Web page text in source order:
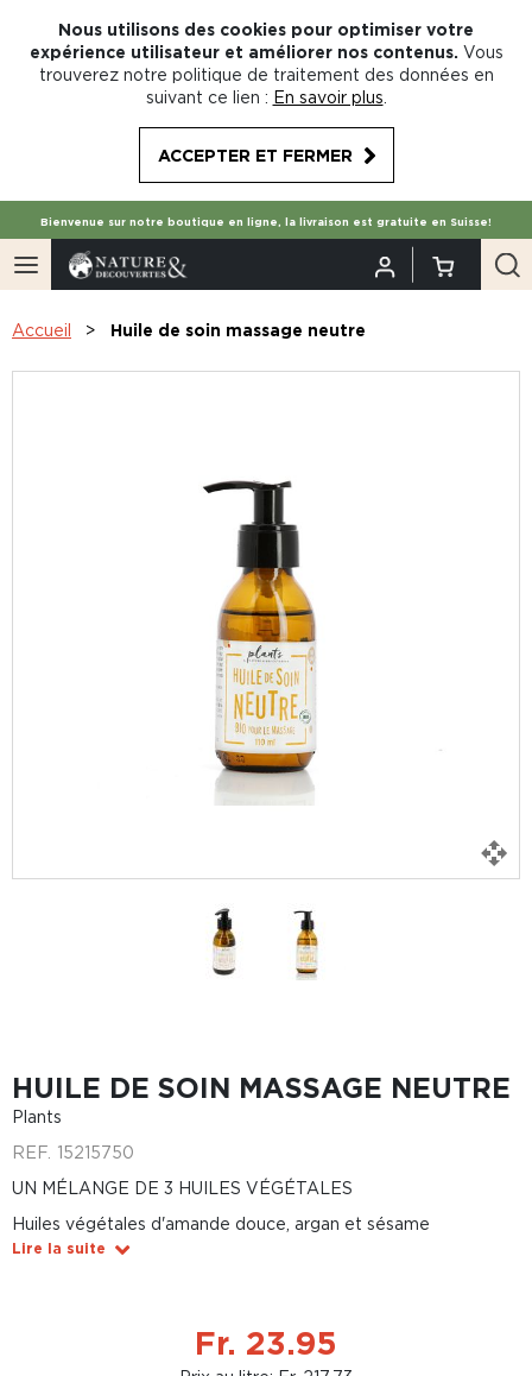
Nous utilisons des cookies pour optimiser votre
expérience utilisateur et améliorer nos contenus. Vous
trouverez notre politique de traitement des données en
suivant ce lien : En savoir plus
ACCEPTER ET FERMER
Bienvenue sur notre boutique en ligne, la livraison est gratuite en Suisse!
Accueil Huile de soin massage neutre
HUILE DE SOIN MASSAGE NEUTRE
Plants
REF. 15215750
UN MÉLANGE DE 3 HUILES VÉGÉTALES
Huiles végétales d'amande douce, argan et sésame
Lire la suite
Fr. 23.95